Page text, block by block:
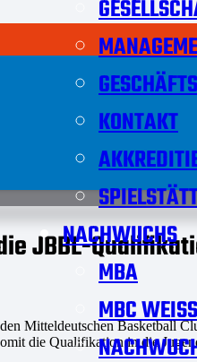
KONTAKT
NACHWUCHS
MBA
MBC
JBBL-
Mitteldeutschen Basketball
die Qualifikation in die